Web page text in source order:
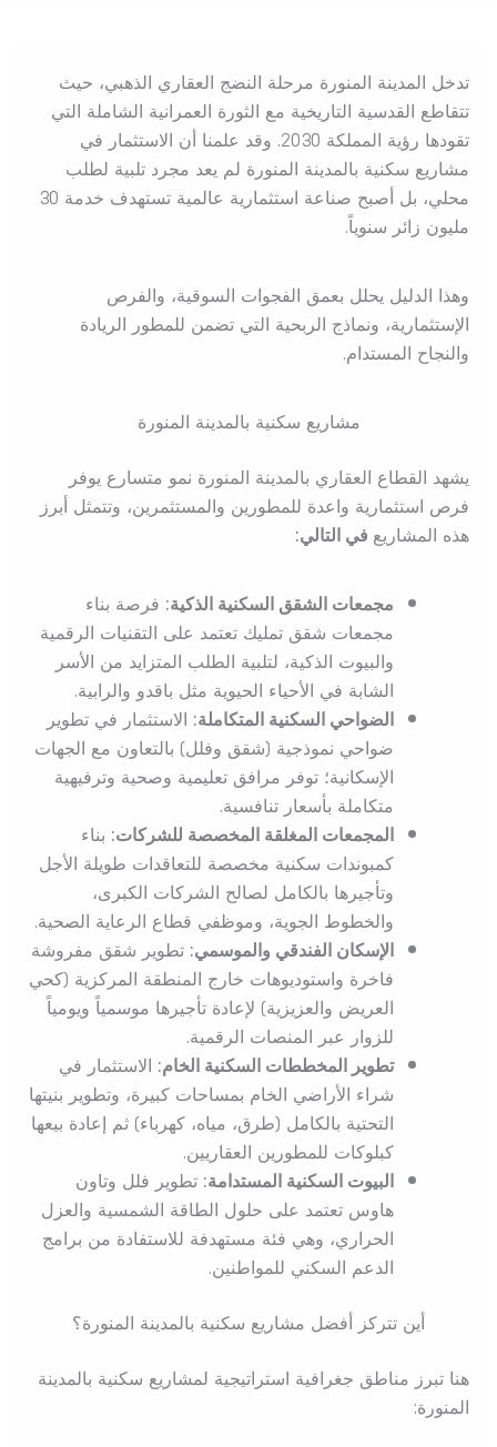
تدخل المدينة المنورة مرحلة النضج العقاري الذهبي، حيث
تتقاطع القدسية التاريخية مع الثورة العمرانية الشاملة التي
تقودها رؤية المملكة 2030. وقد علمنا أن الاستثمار في
مشاريع سكنية بالمدينة المنورة لم يعد مجرد تلبية لطلب
محلي، بل أصبح صناعة استثمارية عالمية تستهدف خدمة 30
مليون زائر سنوياً.
وهذا الدليل يحلل بعمق الفجوات السوقية، والفرص
الإستثمارية، ونماذج الربحية التي تضمن للمطور الريادة
والنجاح المستدام.
مشاريع سكنية بالمدينة المنورة
يشهد القطاع العقاري بالمدينة المنورة نمو متسارع يوفر
فرص استثمارية واعدة للمطورين والمستثمرين، وتتمثل أبرز
هذه المشاريعفي التالي:
مجمعات الشقق السكنية الذكية:فرصة بناء
مجمعات شقق تمليك تعتمد على التقنيات الرقمية
والبيوت الذكية، لتلبية الطلب المتزايد من الأسر
الشابة في الأحياء الحيوية مثل باقدو والرابية.
الضواحي السكنية المتكاملة:الاستثمار في تطوير
ضواحي نموذجية (شقق وفلل) بالتعاون مع الجهات
الإسكانية؛ توفر مرافق تعليمية وصحية وترفيهية
متكاملة بأسعار تنافسية.
المجمعات المغلقة المخصصة للشركات:بناء
كمبوندات سكنية مخصصة للتعاقدات طويلة الأجل
وتأجيرها بالكامل لصالح الشركات الكبرى،
والخطوط الجوية، وموظفي قطاع الرعاية الصحية.
الإسكان الفندقي والموسمي:تطوير شقق مفروشة
فاخرة واستوديوهات خارج المنطقة المركزية (كحي
العريض والعزيزية) لإعادة تأجيرها موسمياً ويومياً
للزوار عبر المنصات الرقمية.
تطوير المخططات السكنية الخام:الاستثمار في
شراء الأراضي الخام بمساحات كبيرة، وتطوير بنيتها
التحتية بالكامل (طرق، مياه، كهرباء) ثم إعادة بيعها
كبلوكات للمطورين العقاريين.
البيوت السكنية المستدامة:تطوير فلل وتاون
هاوس تعتمد على حلول الطاقة الشمسية والعزل
الحراري، وهي فئة مستهدفة للاستفادة من برامج
الدعم السكني للمواطنين.
أين تتركز أفضل مشاريع سكنية بالمدينة المنورة؟
هنا تبرز مناطق جغرافية استراتيجية لمشاريع سكنية بالمدينة
المنورة: